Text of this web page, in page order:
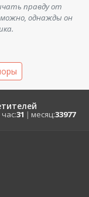
правду от
однажды он
31 | месяц:33977